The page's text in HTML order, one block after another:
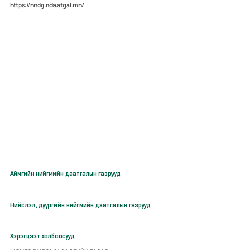
https://nndg.ndaatgal.mn/
Аймгийн нийгмийн даатгалын газрууд
Нийслэл, дүүргийн нийгмийн даатгалын газрууд
Хэрэгцээт холбоосууд